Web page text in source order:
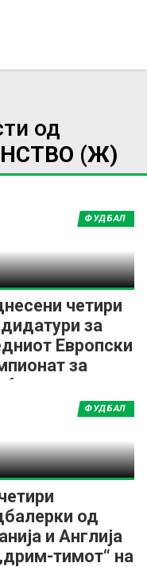
од
(Ж)
четири
за
Европски
за
ФУДБАЛ
од
и Англија
тимот“ на
ФУДБАЛ